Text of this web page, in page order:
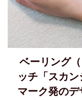
ベーリング
ッチ「スカ
マーク発の